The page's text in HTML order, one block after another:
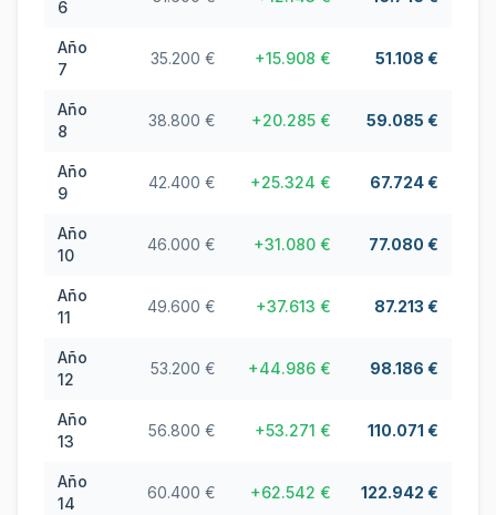
6
Año
7
35.200 € +15.908 € 51.108 €
Año
8
38.800 € +20.285 € 59.085 €
Año
9
42.400 € +25.324 € 67.724 €
Año
10
46.000 € +31.080 € 77.080 €
Año
11
49.600 € +37.613 € 87.213 €
Año
12
53.200 € +44.986 € 98.186 €
Año
13
56.800 € +53.271 € 110.071 €
Año
14
60.400 € +62.542 € 122.942 €